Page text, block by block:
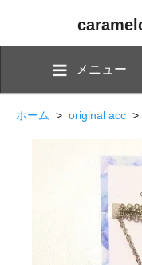
メニュー
ホーム > original acc >